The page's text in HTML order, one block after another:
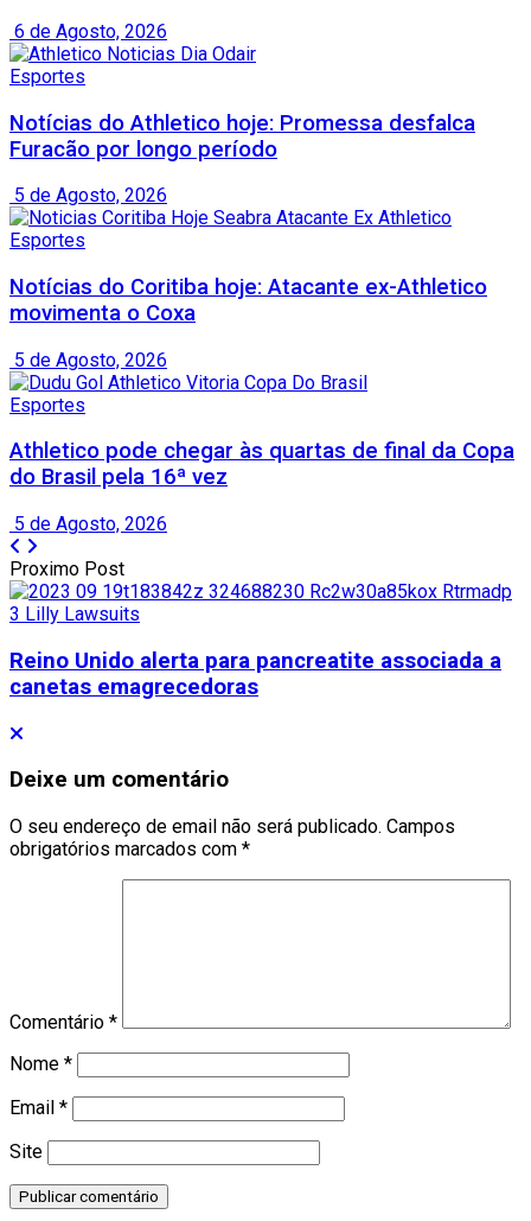
6 de Agosto, 2026
Esportes
Notícias do Athletico hoje: Promessa desfalca
Furacão por longo período
5 de Agosto, 2026
Esportes
Notícias do Coritiba hoje: Atacante ex-Athletico
movimenta o Coxa
5 de Agosto, 2026
Esportes
Athletico pode chegar às quartas de final da Copa
do Brasil pela 16ª vez
5 de Agosto, 2026
Proximo Post
Reino Unido alerta para pancreatite associada a
canetas emagrecedoras
Deixe um comentário
O seu endereço de email não será publicado. Campos
obrigatórios marcados com *
Comentário *
Nome *
Email *
Site